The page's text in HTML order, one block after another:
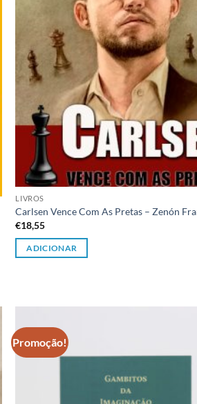
LIVROS
Carlsen Vence Com As Pretas – Zenón
€18,55
ADICIONAR
Promoção!
à